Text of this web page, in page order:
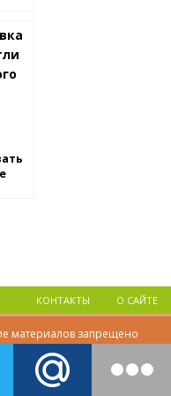
КОНТАКТЫ О САЙТЕ
материалов запрещено